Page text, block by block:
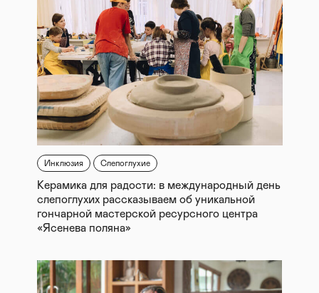
Инклюзия Слепоглухие
Керамика для радости: в международный день
слепоглухих рассказываем об уникальной
гончарной мастерской ресурсного центра
«Ясенева поляна»